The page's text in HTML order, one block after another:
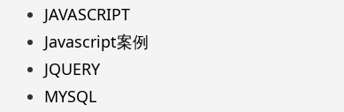
JAVASCRIPT
Javascript案例
JQUERY
MYSQL